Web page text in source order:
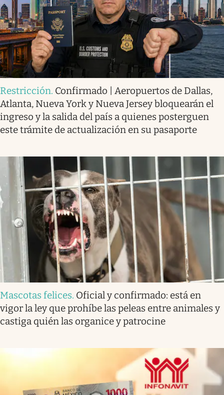
Restricción. Confirmado | Aeropuertos de Dallas,
Atlanta, Nueva York y Nueva Jersey bloquearán el
ingreso y la salida del país a quienes posterguen
este trámite de actualización en su pasaporte
Mascotas felices. Oficial y confirmado: está en
vigor la ley que prohíbe las peleas entre animales y
castiga quién las organice y patrocine